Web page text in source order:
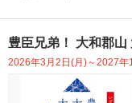
豊臣兄弟！ 大和郡山
2026年3月2日(月)～2027年